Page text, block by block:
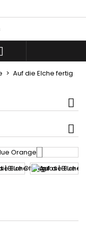
Auf die Elche fertig
×
Neue Liste anlegen
×
×
Ihrer